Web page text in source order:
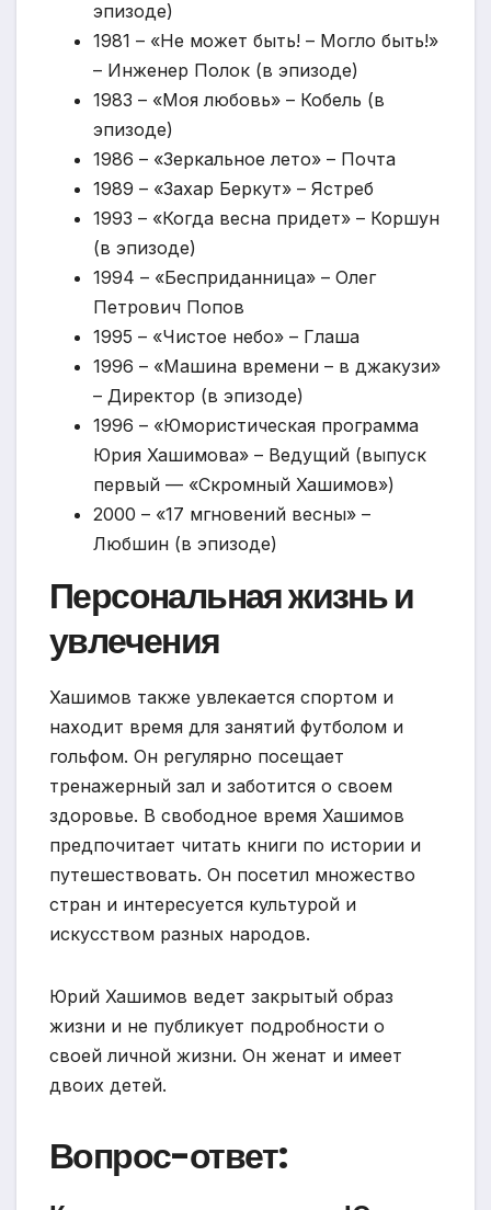
эпизоде)
1981 – «Не может быть! – Могло быть!»
– Инженер Полок (в эпизоде)
1983 – «Моя любовь» – Кобель (в
эпизоде)
1986 – «Зеркальное лето» – Почта
1989 – «Захар Беркут» – Ястреб
1993 – «Когда весна придет» – Коршун
(в эпизоде)
1994 – «Бесприданница» – Олег
Петрович Попов
1995 – «Чистое небо» – Глаша
1996 – «Машина времени – в джакузи»
– Директор (в эпизоде)
1996 – «Юмористическая программа
Юрия Хашимова» – Ведущий (выпуск
первый — «Скромный Хашимов»)
2000 – «17 мгновений весны» –
Любшин (в эпизоде)
Персональная жизнь и
увлечения
Хашимов также увлекается спортом и
находит время для занятий футболом и
гольфом. Он регулярно посещает
тренажерный зал и заботится о своем
здоровье. В свободное время Хашимов
предпочитает читать книги по истории и
путешествовать. Он посетил множество
стран и интересуется культурой и
искусством разных народов.
Юрий Хашимов ведет закрытый образ
жизни и не публикует подробности о
своей личной жизни. Он женат и имеет
двоих детей.
Вопрос-ответ: